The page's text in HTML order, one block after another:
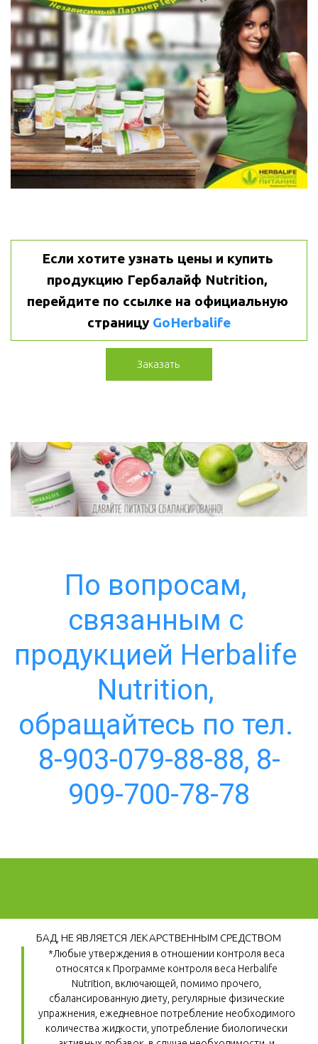
Если хотите узнать цены и купить
продукцию Гербалайф Nutrition,
перейдите по ссылке на официальную
страницу GoHerbalife
Заказать
По вопросам,
связанным с
продукцией Herbalife
Nutrition,
обращайтесь по тел.
8-903-079-88-88, 8-
909-700-78-78
БАД, НЕ ЯВЛЯЕТСЯ ЛЕКАРСТВЕННЫМ СРЕДСТВОМ
*Любые утверждения в отношении контроля веса
относятся к Программе контроля веса Herbalife
Nutrition, включающей, помимо прочего,
сбалансированную диету, регулярные физические
упражнения, ежедневное потребление необходимого
количества жидкости, употребление биологически